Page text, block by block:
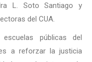
L. Soto Santiago y
del CUA.
públicas del
a reforzar la justicia